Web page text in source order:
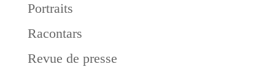
Portraits
Racontars
Revue de presse